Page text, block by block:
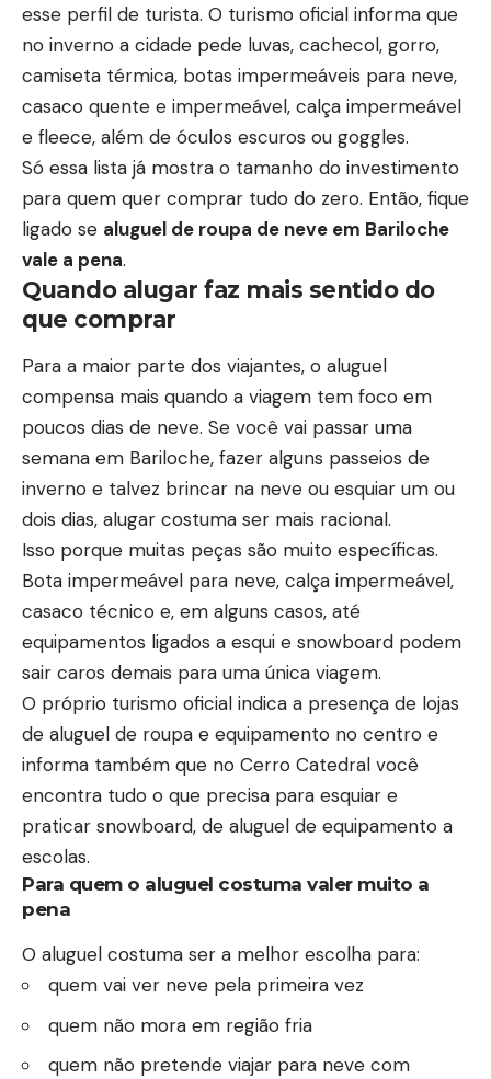
esse perfil de turista. O turismo oficial informa que
no inverno a cidade pede luvas, cachecol, gorro,
camiseta térmica, botas impermeáveis para neve,
casaco quente e impermeável, calça impermeável
e fleece, além de óculos escuros ou goggles.
Só essa lista já mostra o tamanho do investimento
para quem quer comprar tudo do zero. Então, fique
ligado se aluguel de roupa de neve em Bariloche
vale a pena.
Quando alugar faz mais sentido do
que comprar
Para a maior parte dos viajantes, o aluguel
compensa mais quando a viagem tem foco em
poucos dias de neve. Se você vai passar uma
semana em Bariloche, fazer alguns passeios de
inverno e talvez brincar na neve ou esquiar um ou
dois dias, alugar costuma ser mais racional.
Isso porque muitas peças são muito específicas.
Bota impermeável para neve, calça impermeável,
casaco técnico e, em alguns casos, até
equipamentos ligados a esqui e snowboard podem
sair caros demais para uma única viagem.
O próprio turismo oficial indica a presença de lojas
de aluguel de roupa e equipamento no centro e
informa também que no Cerro Catedral você
encontra tudo o que precisa para esquiar e
praticar snowboard, de aluguel de equipamento a
escolas.
Para quem o aluguel costuma valer muito a
pena
O aluguel costuma ser a melhor escolha para:
quem vai ver neve pela primeira vez
quem não mora em região fria
quem não pretende viajar para neve com